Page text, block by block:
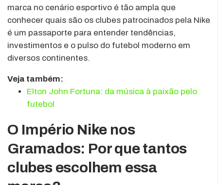
marca no cenário esportivo é tão ampla que
conhecer quais são os clubes patrocinados pela Nike
é um passaporte para entender tendências,
investimentos e o pulso do futebol moderno em
diversos continentes.
Veja também:
Elton John Fortuna: da música à paixão pelo
futebol
O Império Nike nos
Gramados: Por que tantos
clubes escolhem essa